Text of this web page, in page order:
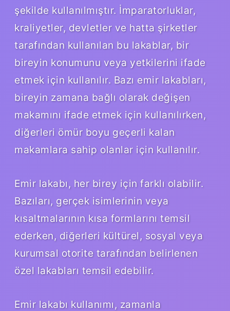
şekilde kullanılmıştır. İmparatorluklar,
kraliyetler, devletler ve hatta şirketler
tarafından kullanılan bu lakablar, bir
bireyin konumunu veya yetkilerini ifade
etmek için kullanılır. Bazı emir lakabları,
bireyin zamana bağlı olarak değişen
makamını ifade etmek için kullanılırken,
diğerleri ömür boyu geçerli kalan
makamlara sahip olanlar için kullanılır.
Emir lakabı, her birey için farklı olabilir.
Bazıları, gerçek isimlerinin veya
kısaltmalarının kısa formlarını temsil
ederken, diğerleri kültürel, sosyal veya
kurumsal otorite tarafından belirlenen
özel lakabları temsil edebilir.
Emir lakabı kullanımı, zamanla